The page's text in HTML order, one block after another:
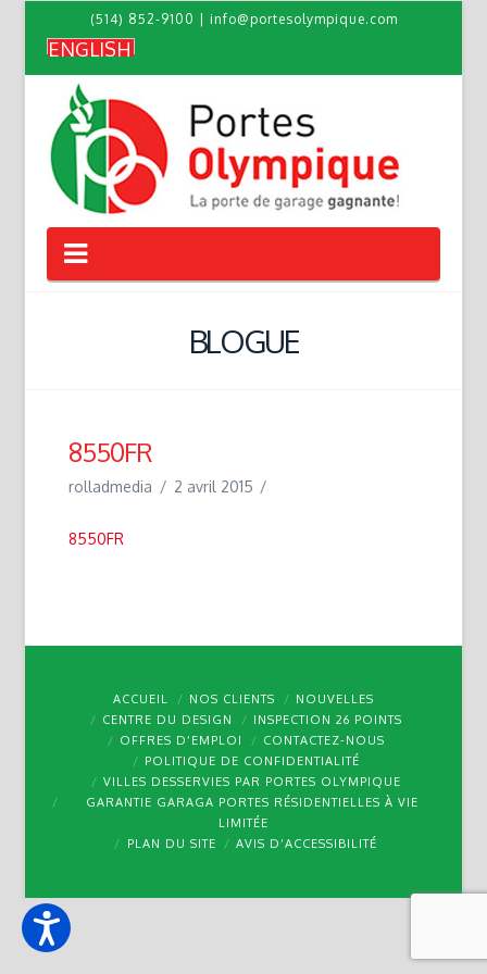
(514) 852-9100 info@portesolympique.com
ENGLISH
Navigation
BLOGUE
8550FR
rolladmedia 2 avril 2015
8550FR
ACCUEIL NOS CLIENTS
NOUVELLES
CENTRE DU DESIGN
INSPECTION 26 POINTS
OFFRES D’EMPLOI
CONTACTEZ-NOUS
POLITIQUE DE CONFIDENTIALITÉ
VILLES DESSERVIES PAR PORTES OLYMPIQUE
GARANTIE GARAGA PORTES RÉSIDENTIELLES À VIE
LIMITÉE
PLAN DU SITE
AVIS D’ACCESSIBILITÉ